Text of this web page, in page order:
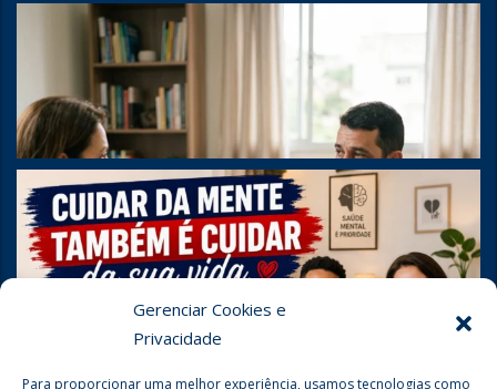
Gerenciar Cookies e
Privacidade
Para proporcionar uma melhor experiência, usamos tecnologias como